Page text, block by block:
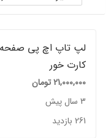
کارت خور
21,000,000تومان
3 سال پیش
261 بازدید